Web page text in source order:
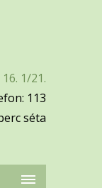
1/21.
113
séta